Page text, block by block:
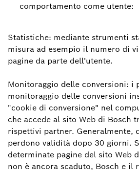
comportamento come utente:
Statistiche: mediante strumenti
misura ad esempio il numero di
pagine da parte dell'utente.
Monitoraggio delle conversioni: i
monitoraggio delle conversioni
"cookie di conversione" nel
che accede al sito Web di Bosch
rispettivi partner. Generalmente,
perdono validità dopo 30 giorni.
determinate pagine del sito Web
non è ancora scaduto, Bosch e il